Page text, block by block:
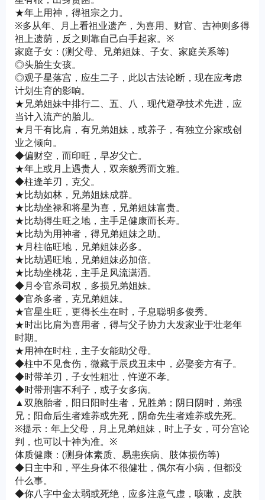
★年上用神，得祖宗之力。
※多从年、月上看祖业遗产，为喜用、财官、吉神则多得
祖上遗荫，反之则靠自己白手起家。※
家庭子女：(测父母、兄弟姐妹、子女、家庭关系等)
◎头胎生女孩。
◎观子星落宫，应生二子，此以古法论断，现在应考虑
计划生育的影响。
★兄弟姐妹中排行二、五、八，现代避孕技术先进，应
当计入流产的胎儿。
★月干有比肩，有兄弟姐妹，或养子，有独立分家或创
业之倾向。
◆偏财空，而印旺，早岁父亡。
★年上或月上遇贵人，双亲貌秀而文雅。
◆柱逢羊刃，克父。
★比劫如林，兄弟姐妹成群。
★比劫坐禄和将星为喜，兄弟姐妹富贵。
★比劫得生旺之地，主手足健康而长寿。
★比劫为用神者，得兄弟姐妹之助。
★月柱临旺地，兄弟姐妹必多。
★比劫遇旺地，兄弟姐妹必加倍。
★比劫坐桃花，主手足风流潇洒。
◆月令官杀司权，多损兄弟姐妹。
◆官杀多者，克兄弟姐妹。
★官星生旺，更得长生在时，子息聪明多俊秀。
★时出比肩为喜用者，得与父子协力大发家业于壮老年
时期。
★用神在时柱，主子女能助父母。
◆柱中不见食伤，微藏于辰戌丑未中，必娶妾方有子。
◆时带羊刃，子女性粗壮，忤逆不孝。
◆时带刑害不利子，或子女多病。
▲双胞胎者，阳日阳时生者，兄胜弟；阴日阴时，弟强
兄；阳命后生者难养或先死，阴命先生者难养或先死。
※提示：年上父母，月上兄弟姐妹，时上子女，可分宫论
判，也可以十神为准。※
体质健康：(测身体素质、易患疾病、肢体损伤等)
◆日主中和，平生身体不很健壮，偶尔有小病，但都没
什么事。
◆你八字中金太弱或死绝，应多注意气虚，咳嗽，皮肤